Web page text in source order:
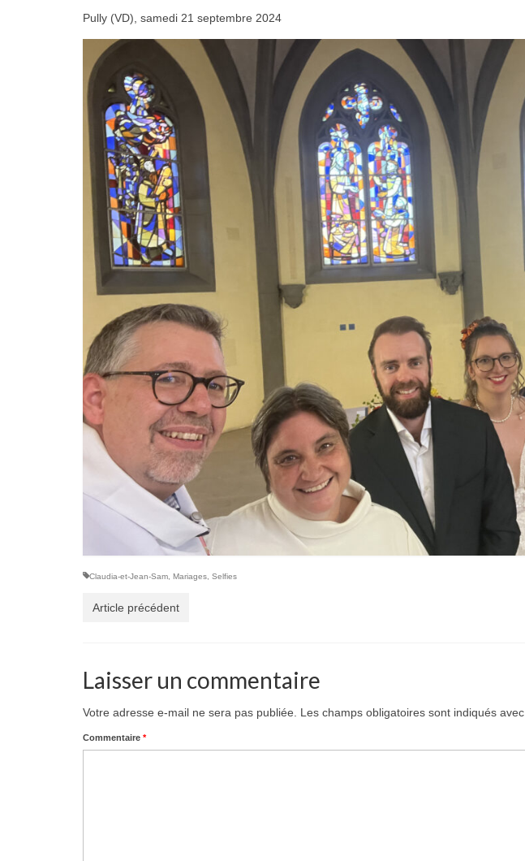
Pully (VD), samedi 21 septembre 2024
Claudia-et-Jean-Sam Mariages Selfies
Article précédent
Laisser un commentaire
Votre adresse e-mail ne sera pas publiée. Les champs obligatoires sont indiqués avec
Commentaire *